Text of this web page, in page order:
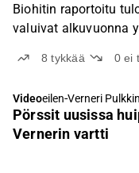
Biohitin raportoitu
valuivat alkuvuonna
8tykkää 0ei
Videoeilen-Verneri
Pörssit uusissa
Vernerin vartti